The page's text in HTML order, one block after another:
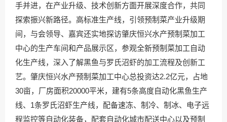
手并进，在产业升级、技术创新方面开展深度合作，共同
探索振兴新路径。高标准生产线，引领预制菜产业升级期
间，与会领导、嘉宾还实地探访肇庆恒兴水产预制菜加工
中心的生产车间和产品展示区，参观全新预制菜加工自动
化生产线，深入了解黑鱼与罗氏沼虾的加工流程及创新工
艺。肇庆恒兴水产预制菜加工中心总投资达2.2亿元，占地
30亩，厂房面积20000平米，建有5条高度自动化黑鱼生产
线、1条罗氏沼虾生产线，配备速冻、制冷、制冰、电子远
程监控等自动化装备，配套自动化城市配送中心以及预制